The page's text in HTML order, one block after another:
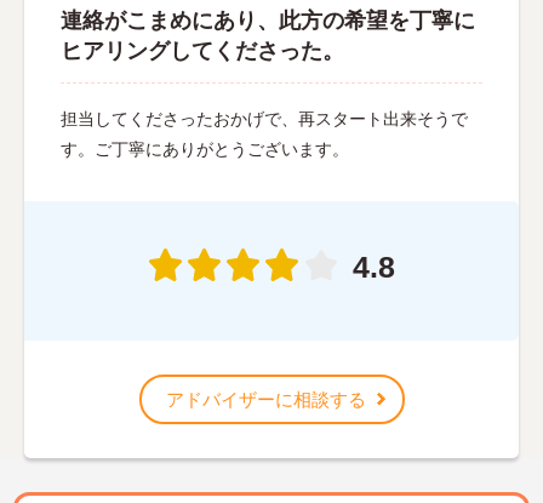
連絡がこまめにあり、此方の希望を丁寧に
ヒアリングしてくださった。
担当してくださったおかげで、再スタート出来そうで
す。ご丁寧にありがとうございます。
4.8
アドバイザーに相談する